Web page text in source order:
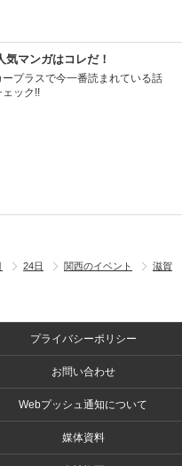
気マンガはコレだ！
ープラスで今一番読まれている話
ェック!!
24日 関西のイベント
滋賀
プライバシーポリシー
お問い合わせ
Webプッシュ通知について
媒体資料